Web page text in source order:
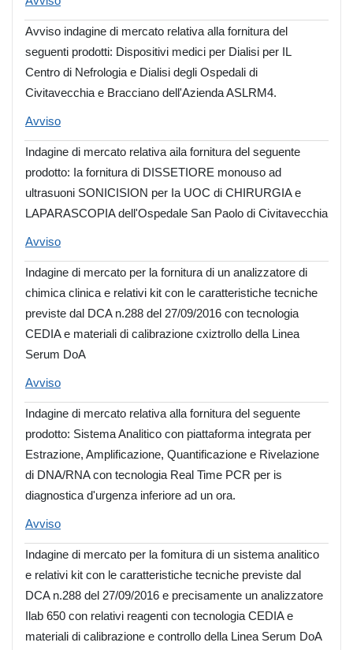
Avviso indagine di mercato relativa alla fornitura del
seguenti prodotti: Dispositivi medici per Dialisi per IL
Centro di Nefrologia e Dialisi degli Ospedali di
Civitavecchia e Bracciano dell'Azienda ASLRM4.
Avviso
Indagine di mercato relativa aila fornitura del seguente
prodotto: Ia fornitura di DISSETIORE monouso ad
ultrasuoni SONICISION per Ia UOC di CHIRURGIA e
LAPARASCOPIA dell'Ospedale San Paolo di Civitavecchia
Avviso
Indagine di mercato per la fornitura di un analizzatore di
chimica clinica e relativi kit con le caratteristiche tecniche
previste dal DCA n.288 del 27/09/2016 con tecnologia
CEDIA e materiali di calibrazione cxiztrollo della Linea
Serum DoA
Avviso
Indagine di mercato relativa alla fornitura del seguente
prodotto: Sistema Analitico con piattaforma integrata per
Estrazione, Amplificazione, Quantificazione e Rivelazione
di DNA/RNA con tecnologia Real Time PCR per is
diagnostica d'urgenza inferiore ad un ora.
Avviso
Indagine di mercato per la fomitura di un sistema analitico
e relativi kit con le caratteristiche tecniche previste dal
DCA n.288 del 27/09/2016 e precisamente un analizzatore
Ilab 650 con relativi reagenti con tecnologia CEDIA e
materiali di calibrazione e controllo della Linea Serum DoA